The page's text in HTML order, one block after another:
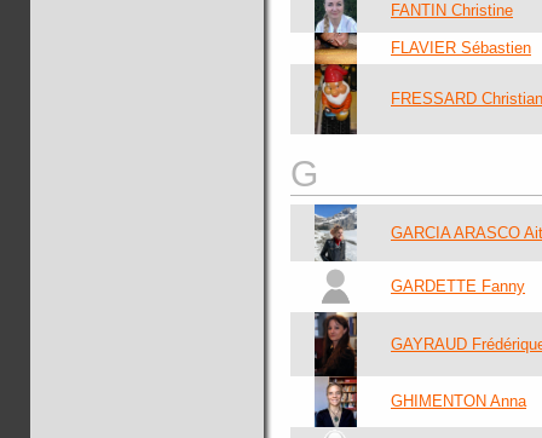
FANTIN Christine
FLAVIER Sébastien
FRESSARD Christian
G
GARCIA ARASCO
GARDETTE Fanny
GAYRAUD
GHIMENTON Anna